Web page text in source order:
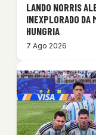
LANDO NORRIS
INEXPLORADO DA
HUNGRIA
7 Ago 2026